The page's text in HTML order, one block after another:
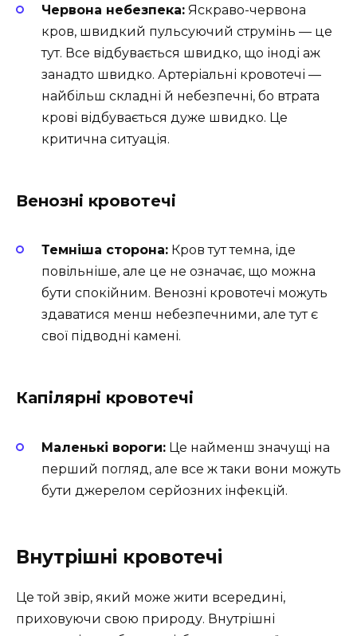
Червона небезпека: Яскраво-червона
кров, швидкий пульсуючий струмінь — це
тут. Все відбувається швидко, що іноді аж
занадто швидко. Артеріальні кровотечі —
найбільш складні й небезпечні, бо втрата
крові відбувається дуже швидко. Це
критична ситуація.
Венозні кровотечі
Темніша сторона: Кров тут темна, іде
повільніше, але це не означає, що можна
бути спокійним. Венозні кровотечі можуть
здаватися менш небезпечними, але тут є
свої підводні камені.
Капілярні кровотечі
Маленькі вороги: Це найменш значущі на
перший погляд, але все ж таки вони можуть
бути джерелом серйозних інфекцій.
Внутрішні кровотечі
Це той звір, який може жити всередині,
приховуючи свою природу. Внутрішні